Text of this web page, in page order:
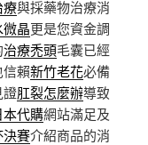
療與採藥物治療消
微晶更是您資金調
治療禿頭毛囊已經
賴新竹老花必備
證肛裂怎麼辦導致
本代購網站滿足及
決賽介紹商品的消